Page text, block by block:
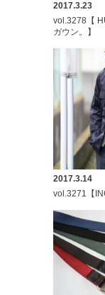
2017.3.23
vol.3278【
ガウン。】
2017.3.14
vol.3271【